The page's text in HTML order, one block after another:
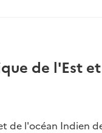
de l'Est
de l'océan Indien